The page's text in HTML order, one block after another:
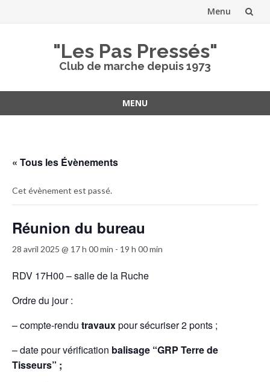
Menu
"Les Pas Pressés"
Club de marche depuis 1973
MENU
« Tous les Évènements
Cet évènement est passé.
Réunion du bureau
28 avril 2025 @ 17 h 00 min - 19 h 00 min
RDV 17H00 – salle de la Ruche
Ordre du jour :
– compte-rendu travauxpour sécuriser 2 ponts ;
– date pour vérification balisage “GRP Terre de
Tisseurs” ;